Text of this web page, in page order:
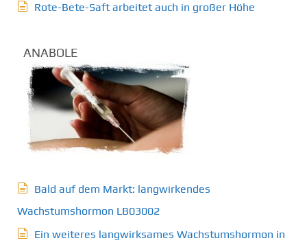
Rote-Bete-Saft arbeitet auch in großer Höhe
ANABOLE
Bald auf dem Markt: langwirkendes
Wachstumshormon LB03002
Ein weiteres langwirksames Wachstumshormon in